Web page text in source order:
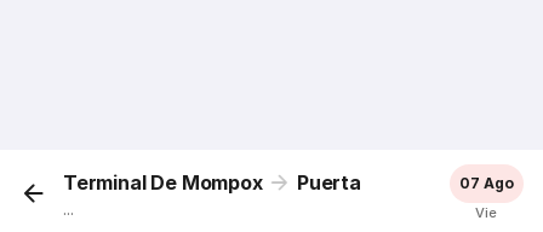
Terminal De Mompox Puerta
...
07 Ago
Vie